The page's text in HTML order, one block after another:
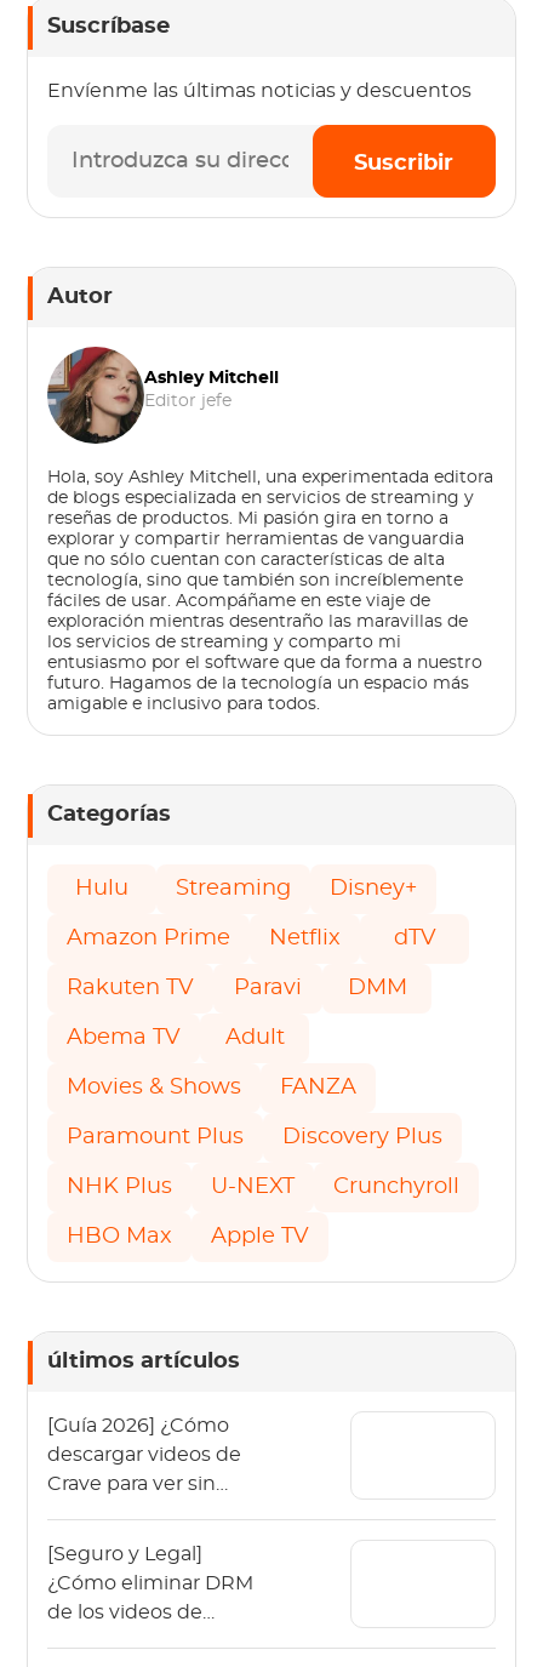
Suscríbase
Envíenme las últimas noticias y descuentos
Suscribir
Autor
Ashley Mitchell
Editor jefe
Hola, soy Ashley Mitchell, una experimentada editora
de blogs especializada en servicios de streaming y
reseñas de productos. Mi pasión gira en torno a
explorar y compartir herramientas de vanguardia
que no sólo cuentan con características de alta
tecnología, sino que también son increíblemente
fáciles de usar. Acompáñame en este viaje de
exploración mientras desentraño las maravillas de
los servicios de streaming y comparto mi
entusiasmo por el software que da forma a nuestro
futuro. Hagamos de la tecnología un espacio más
amigable e inclusivo para todos.
Categorías
Hulu Streaming Disney+
Amazon Prime Netflix dTV
Rakuten TV Paravi DMM
Abema TV Adult
Movies & Shows FANZA
Paramount Plus Discovery Plus
NHK Plus U-NEXT Crunchyroll
HBO Max Apple TV
últimos artículos
[Guía 2026] ¿Cómo
descargar videos de
Crave para ver sin
[Seguro y Legal]
¿Cómo eliminar DRM
de los videos de